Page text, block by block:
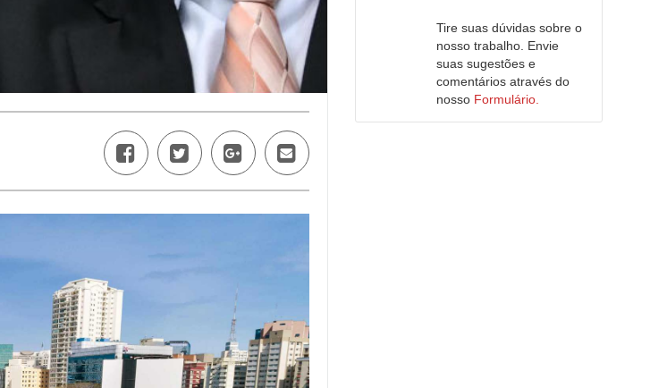
Tire suas dúvidas sobre o
nosso trabalho. Envie
suas sugestões e
comentários através do
nosso Formulário.